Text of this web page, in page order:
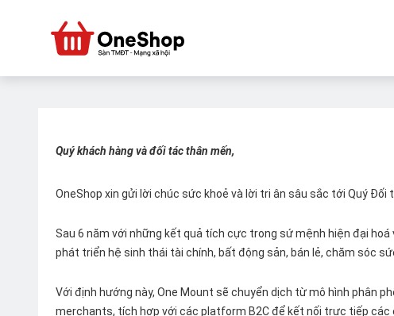
Quý khách hàng và đối tác thân mến,
OneShop xin gửi lời chúc sức khoẻ và lời tri ân sâu sắc tới Quý
Sau 6 năm với những kết quả tích cực trong sứ mệnh hiện đại
phát triển hệ sinh thái tài chính, bất động sản, bán lẻ, chăm sóc
Với định hướng này, One Mount sẽ chuyển dịch từ mô hình phân
merchants, tích hợp với các platform B2C để kết nối trực tiếp